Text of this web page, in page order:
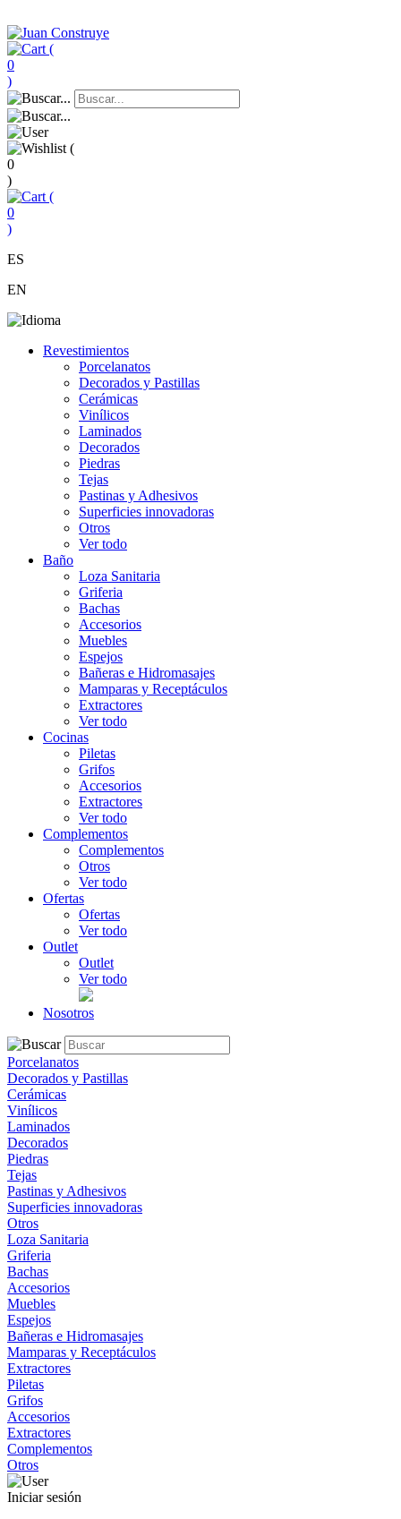
(
0
)
(
0
)
(
0
)
ES
EN
Revestimientos
Porcelanatos
Decorados y Pastillas
Cerámicas
Vinílicos
Laminados
Decorados
Piedras
Tejas
Pastinas y Adhesivos
Superficies innovadoras
Otros
Ver todo
Baño
Loza Sanitaria
Griferia
Bachas
Accesorios
Muebles
Espejos
Bañeras e Hidromasajes
Mamparas y Receptáculos
Extractores
Ver todo
Cocinas
Piletas
Grifos
Accesorios
Extractores
Ver todo
Complementos
Complementos
Otros
Ver todo
Ofertas
Ofertas
Ver todo
Outlet
Outlet
Ver todo
Nosotros
Porcelanatos
Decorados y Pastillas
Cerámicas
Vinílicos
Laminados
Decorados
Piedras
Tejas
Pastinas y Adhesivos
Superficies innovadoras
Otros
Loza Sanitaria
Griferia
Bachas
Accesorios
Muebles
Espejos
Bañeras e Hidromasajes
Mamparas y Receptáculos
Extractores
Piletas
Grifos
Accesorios
Extractores
Complementos
Otros
Iniciar sesión